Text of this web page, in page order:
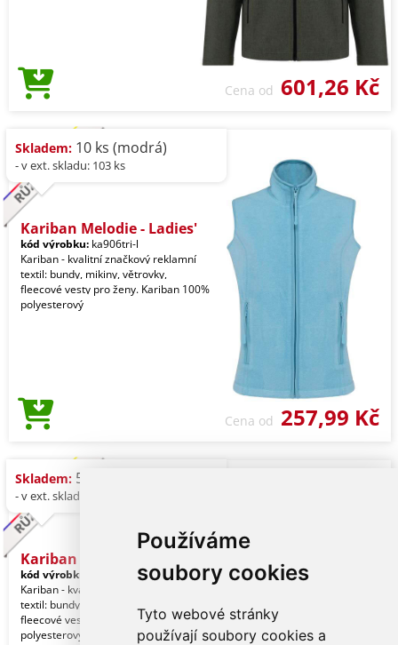
Používáme
soubory cookies
Tyto webové stránky
používají soubory cookies a
Cena od 601,26 Kč
Skladem: 10 ks (modrá)
- v ext. skladu: 103 ks
Kariban Melodie - Ladies'
kód výrobku: ka906tri-l
Kariban - kvalitní značkový reklamní
textil: bundy, mikiny, větrovky,
fleecové vesty pro ženy. Kariban 100%
polyesterový
Cena od 257,99 Kč
Skladem: 55 ks (modrá)
- v ext. skladu: 402 ks
Kariban Melodie - Ladies'
kód výrobku:
ka906cbh-l
Kariban - kvalitní značkový reklamní
textil: bundy, mikiny, větrovky,
fleecové vesty pro ženy. Kariban 100%
polyesterový